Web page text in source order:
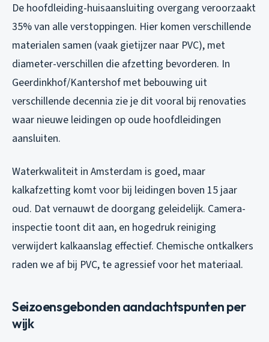
De hoofdleiding-huisaansluiting overgang veroorzaakt
35% van alle verstoppingen. Hier komen verschillende
materialen samen (vaak gietijzer naar PVC), met
diameter-verschillen die afzetting bevorderen. In
Geerdinkhof/Kantershof met bebouwing uit
verschillende decennia zie je dit vooral bij renovaties
waar nieuwe leidingen op oude hoofdleidingen
aansluiten.
Waterkwaliteit in Amsterdam is goed, maar
kalkafzetting komt voor bij leidingen boven 15 jaar
oud. Dat vernauwt de doorgang geleidelijk. Camera-
inspectie toont dit aan, en hogedruk reiniging
verwijdert kalkaanslag effectief. Chemische ontkalkers
raden we af bij PVC, te agressief voor het materiaal.
Seizoensgebonden aandachtspunten per
wijk